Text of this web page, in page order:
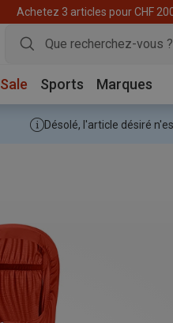
Achetez 3 articles pour CHF
Sale Sports Marques
Désolé, l'article désiré